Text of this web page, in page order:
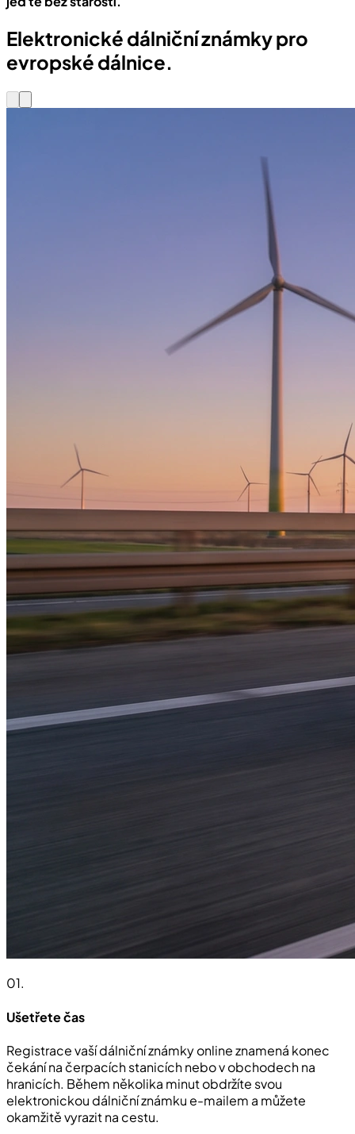
Elektronické dálniční známky pro
evropské dálnice.
01.
Ušetřete čas
Registrace vaší dálniční známky online znamená konec
čekání na čerpacích stanicích nebo v obchodech na
hranicích. Během několika minut obdržíte svou
elektronickou dálniční známku e-mailem a můžete
okamžitě vyrazit na cestu.